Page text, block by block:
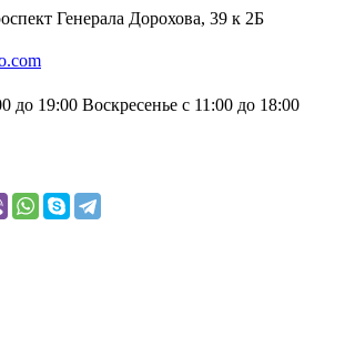
Генерала Дорохова, 39 к 2Б
до 19:00 Воскресенье с 11:00 до 18:00